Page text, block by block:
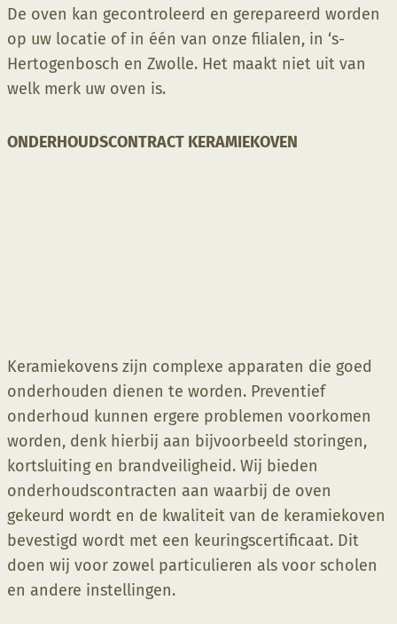
De oven kan gecontroleerd en gerepareerd worden
op uw locatie of in één van onze filialen, in ‘s-
Hertogenbosch en Zwolle. Het maakt niet uit van
welk merk uw oven is.
ONDERHOUDSCONTRACT KERAMIEKOVEN
Keramiekovens zijn complexe apparaten die goed
onderhouden dienen te worden. Preventief
onderhoud kunnen ergere problemen voorkomen
worden, denk hierbij aan bijvoorbeeld storingen,
kortsluiting en brandveiligheid. Wij bieden
onderhoudscontracten aan waarbij de oven
gekeurd wordt en de kwaliteit van de keramiekoven
bevestigd wordt met een keuringscertificaat. Dit
doen wij voor zowel particulieren als voor scholen
en andere instellingen.